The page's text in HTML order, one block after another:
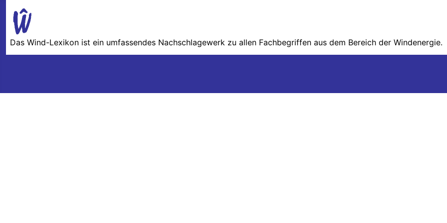
Das Wind-Lexikon ist ein umfassendes Nachschlage­werk zu allen Fachbegriffen aus dem Bereich der Wind­energie.